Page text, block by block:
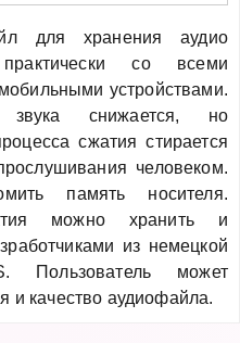
для хранения аудио
со всеми
устройствами.
снижается, но
сжатия стирается
человеком.
память носителя.
можно хранить и
из немецкой
Пользователь может
и качество аудиофайла.